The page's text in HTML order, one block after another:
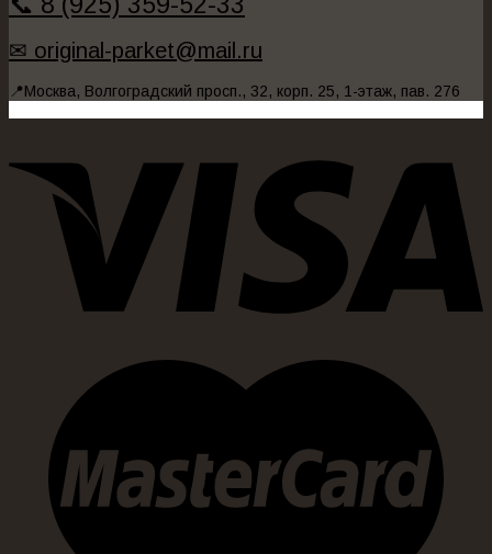
✉ original-parket@mail.ru
📍Москва, Волгоградский просп., 32, корп. 25, 1-этаж, пав. 276